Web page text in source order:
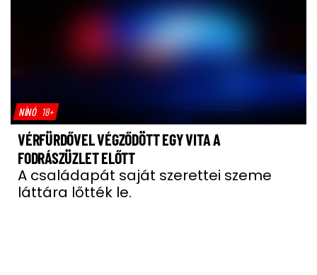
NÍNÓ 18+
VÉRFÜRDŐVEL VÉGZŐDÖTT EGY VITA A
FODRÁSZÜZLET ELŐTT
A családapát saját szerettei szeme
láttára lőtték le.